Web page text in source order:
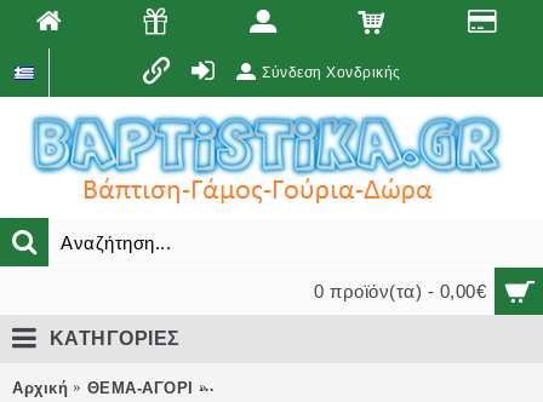
Σύνδεση Χονδρικής
0 προϊόν(τα) - 0,00€
ΚΑΤΗΓΟΡΙΕΣ
Αρχική ΘΕΜΑ-ΑΓΟΡΙ ΡΟΜΠΟΤ ROBOT μπομπονιέρες